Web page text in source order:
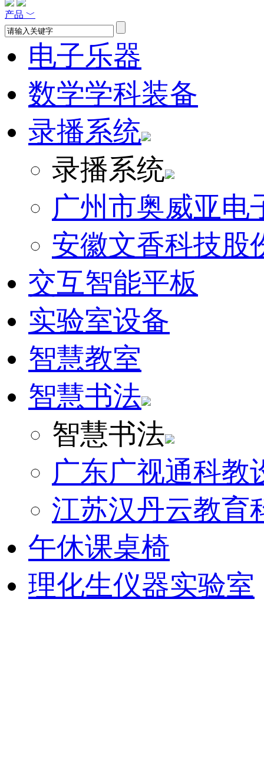
产品 ﹀
电子乐器
数学学科装备
录播系统
录播系统
广州市奥威亚电
安徽文香科技股
交互智能平板
实验室设备
智慧教室
智慧书法
智慧书法
广东广视通科教
江苏汉丹云教育
午休课桌椅
理化生仪器实验室